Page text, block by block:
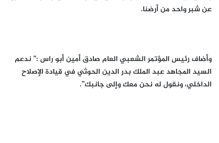
عن شبر واحد من أرضنا.
وأضاف رئيس المؤتمر الشعبي العام صادق أمين أبو راس :” ندعم
السيد المجاهد عبد الملك بدر الدين الحوثي في قيادة الإصلاح
الداخلي، ونقول له نحن معك وإلى جانبك”.